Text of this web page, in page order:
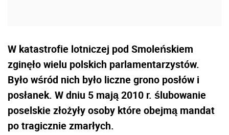
W katastrofie lotniczej pod Smoleńskiem
zginęło wielu polskich parlamentarzystów.
Było wśród nich było liczne grono posłów i
posłanek. W dniu 5 mają 2010 r. ślubowanie
poselskie złożyły osoby które obejmą mandat
po tragicznie zmarłych.